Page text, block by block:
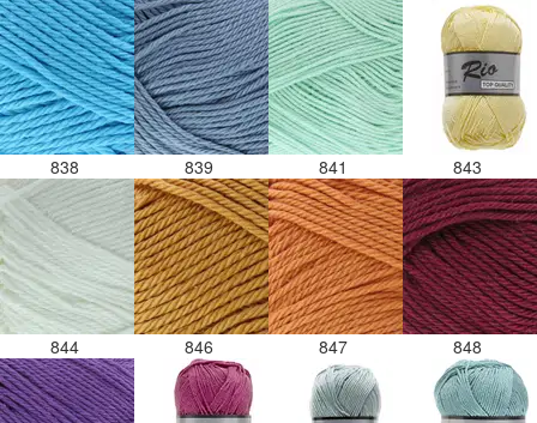
838 839 841 843
844 846 847 848